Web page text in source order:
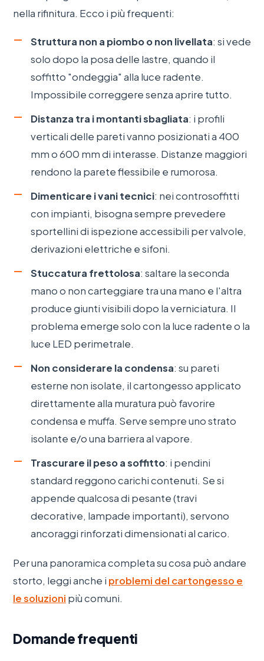
nella rifinitura. Ecco i più frequenti:
Struttura non a piombo o non livellata: si vede
solo dopo la posa delle lastre, quando il
soffitto "ondeggia" alla luce radente.
Impossibile correggere senza aprire tutto.
Distanza tra i montanti sbagliata: i profili
verticali delle pareti vanno posizionati a 400
mm o 600 mm di interasse. Distanze maggiori
rendono la parete flessibile e rumorosa.
Dimenticare i vani tecnici: nei controsoffitti
con impianti, bisogna sempre prevedere
sportellini di ispezione accessibili per valvole,
derivazioni elettriche e sifoni.
Stuccatura frettolosa: saltare la seconda
mano o non carteggiare tra una mano e l'altra
produce giunti visibili dopo la verniciatura. Il
problema emerge solo con la luce radente o la
luce LED perimetrale.
Non considerare la condensa: su pareti
esterne non isolate, il cartongesso applicato
direttamente alla muratura può favorire
condensa e muffa. Serve sempre uno strato
isolante e/o una barriera al vapore.
Trascurare il peso a soffitto: i pendini
standard reggono carichi contenuti. Se si
appende qualcosa di pesante (travi
decorative, lampade importanti), servono
ancoraggi rinforzati dimensionati al carico.
Per una panoramica completa su cosa può andare
storto, leggi anche i problemi del cartongesso e
le soluzioni più comuni.
Domande frequenti